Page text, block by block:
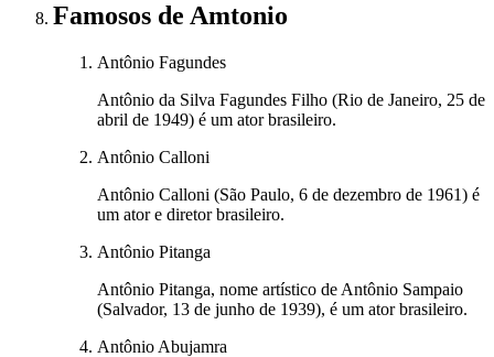
Famosos de Amtonio
Antônio Fagundes
Antônio da Silva Fagundes Filho (Rio de Janeiro, 25 de
abril de 1949) é um ator brasileiro.
Antônio Calloni
Antônio Calloni (São Paulo, 6 de dezembro de 1961) é
um ator e diretor brasileiro.
Antônio Pitanga
Antônio Pitanga, nome artístico de Antônio Sampaio
(Salvador, 13 de junho de 1939), é um ator brasileiro.
Antônio Abujamra